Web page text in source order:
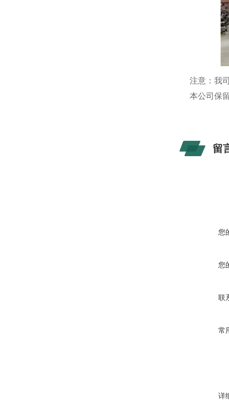
注意：我
本公司保
留
您
您
联
常
详